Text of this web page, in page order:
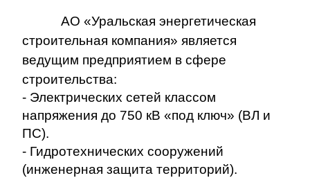
АО «Уральская энергетическая
строительная компания» является
ведущим предприятием в сфере
строительства:
- Электрических сетей классом
напряжения до 750 кВ «под ключ» (ВЛ и
ПС).
- Гидротехнических сооружений
(инженерная защита территорий).